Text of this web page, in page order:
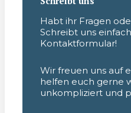
Habt ihr Fragen
Schreibt uns
Kontaktformular!
Wir freuen uns auf
helfen euch gerne
unkompliziert und